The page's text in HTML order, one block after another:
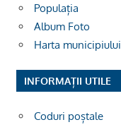
Populația
Album Foto
Harta municipiului
INFORMAȚII UTILE
Coduri poștale